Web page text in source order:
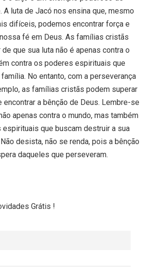
A luta de Jacó nos ensina que, mesmo
difíceis, podemos encontrar força e
fé em Deus. As famílias cristãs
que sua luta não é apenas contra o
contra os poderes espirituais que
No entanto, com a perseverança
as famílias cristãs podem superar
encontrar a bênção de Deus. Lembre-se
apenas contra o mundo, mas também
que buscam destruir a sua
desista, não se renda, pois a bênção
daqueles que perseveram.
Grátis !